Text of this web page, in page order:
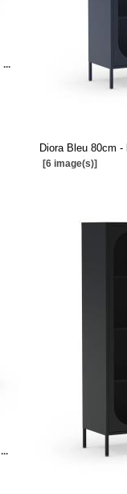
...
Diora Bleu 80cm -
[6 image(s)]
...